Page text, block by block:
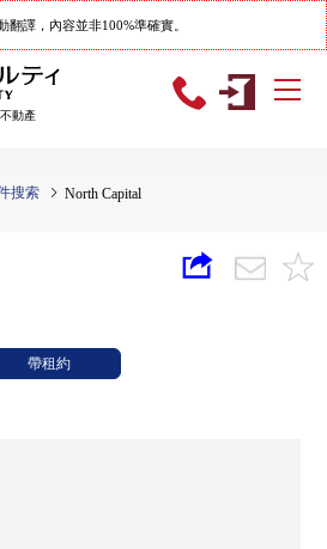
翻譯，內容並非100%準確實。
動產
搜索 North Capital
帶租約